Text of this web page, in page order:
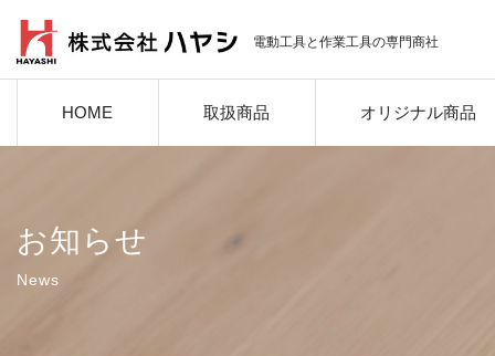
電動工具と作業工具の専門商社
HOME 取扱商品 オリジナル商品
お知らせ
News